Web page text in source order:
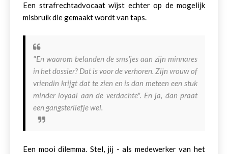
Een strafrechtadvocaat wijst echter op de mogelijk
misbruik die gemaakt wordt van taps.
"En waarom belanden de sms'jes aan zijn minnares
in het dossier? Dat is voor de verhoren. Zijn vrouw of
vriendin krijgt dat te zien en is dan meteen een stuk
minder loyaal aan de verdachte". En ja, dan praat
een gangsterliefje wel.
Een mooi dilemma. Stel, jij - als medewerker van het